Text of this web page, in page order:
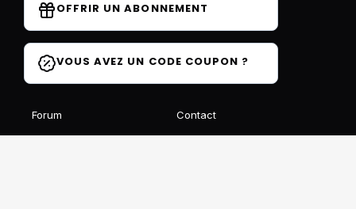
OFFRIR UN ABONNEMENT
VOUS AVEZ UN CODE COUPON ?
Forum Contact